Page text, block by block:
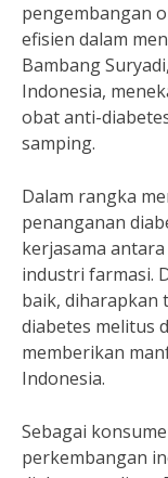
pengembangan
efisien dalam
Bambang
Indonesia,
obat anti-
samping.
Dalam rangka
penanganan
kerjasama
industri farmasi.
baik, diharapkan
diabetes melitus
memberikan
Indonesia.
Sebagai
perkembangan